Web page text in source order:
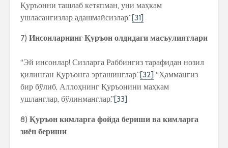
Қуръонни ташлаб кетяпман, уни маҳкам
ушласангизлар адашмайсизлар.”[31]
7) Инсонларнинг Қуръон олдидаги масъулиятлари
“Эй инсонлар! Сизларга Раббингиз тарафидан нозил
қилинган Қуръонга эргашинглар.”[32] “Ҳаммангиз
бир бўлиб, Аллоҳнинг Қуръонини маҳкам
ушланглар, бўлинманглар.”[33]
8) Қуръон кимларга фойда бериши ва кимларга
зиён бериши